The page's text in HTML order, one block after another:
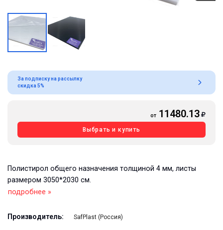
За подписку на рассылку
скидка 5%
от 11480.13
Выбрать и купить
Полистирол общего назначения толщиной 4 мм, листы
размером 3050*2030 см.
подробнее »
Производитель: SafPlast (Россия)